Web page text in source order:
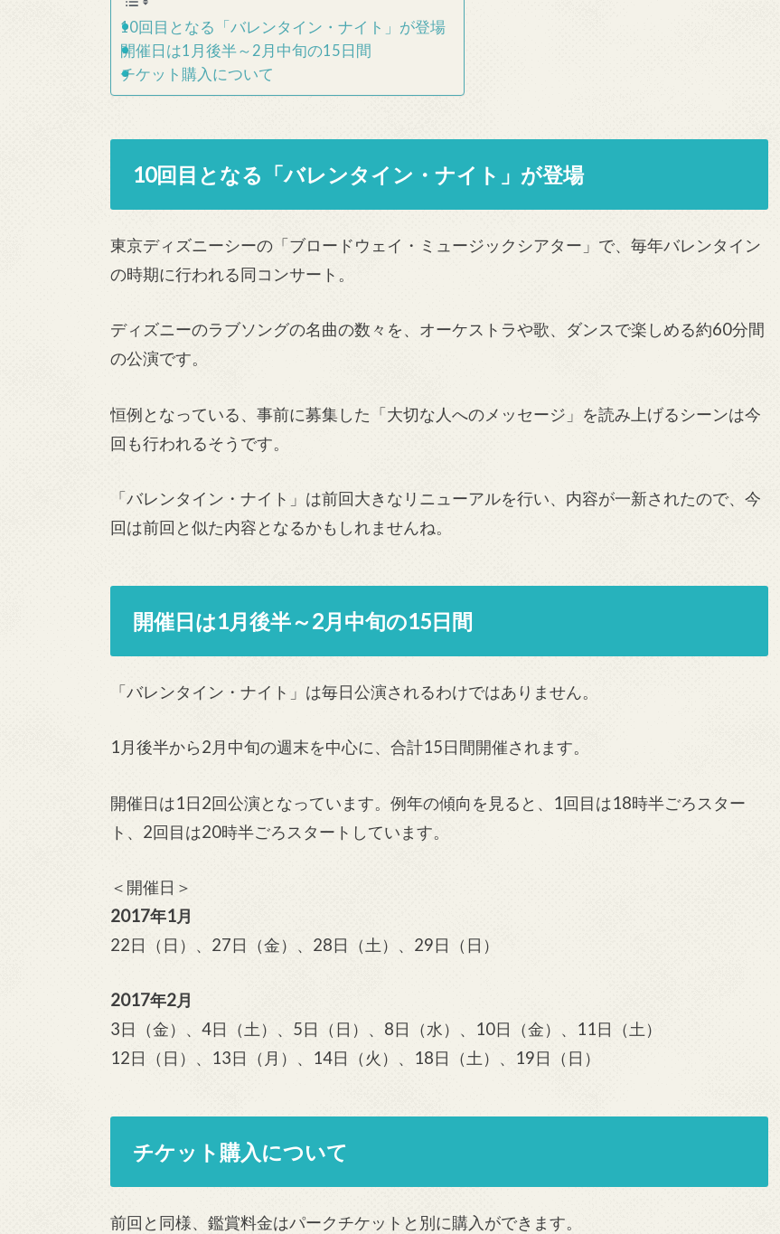
10回目となる「バレンタイン・ナイト」が登場
開催日は1月後半～2月中旬の15日間
チケット購入について
10回目となる「バレンタイン・ナイト」が登場
東京ディズニーシーの「ブロードウェイ・ミュージックシアター」で、毎年バレンタイン
の時期に行われる同コンサート。
ディズニーのラブソングの名曲の数々を、オーケストラや歌、ダンスで楽しめる約60分間
の公演です。
恒例となっている、事前に募集した「大切な人へのメッセージ」を読み上げるシーンは今
回も行われるそうです。
「バレンタイン・ナイト」は前回大きなリニューアルを行い、内容が一新されたので、今
回は前回と似た内容となるかもしれませんね。
開催日は1月後半～2月中旬の15日間
「バレンタイン・ナイト」は毎日公演されるわけではありません。
1月後半から2月中旬の週末を中心に、合計15日間開催されます。
開催日は1日2回公演となっています。例年の傾向を見ると、1回目は18時半ごろスター
ト、2回目は20時半ごろスタートしています。
＜開催日＞
2017年1月
22日（日）、27日（金）、28日（土）、29日（日）
2017年2月
3日（金）、4日（土）、5日（日）、8日（水）、10日（金）、11日（土）
12日（日）、13日（月）、14日（火）、18日（土）、19日（日）
チケット購入について
前回と同様、鑑賞料金はパークチケットと別に購入ができます。